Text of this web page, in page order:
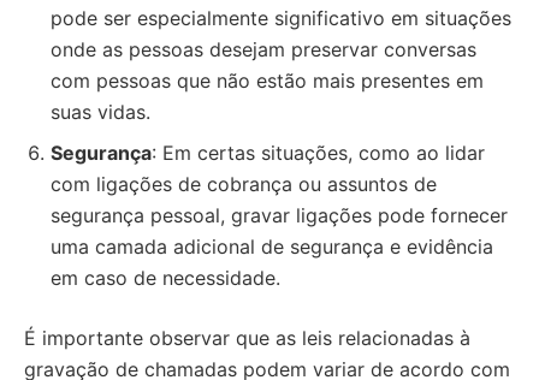
pode ser especialmente significativo em situações
onde as pessoas desejam preservar conversas
com pessoas que não estão mais presentes em
suas vidas.
Segurança: Em certas situações, como ao lidar
com ligações de cobrança ou assuntos de
segurança pessoal, gravar ligações pode fornecer
uma camada adicional de segurança e evidência
em caso de necessidade.
É importante observar que as leis relacionadas à
gravação de chamadas podem variar de acordo com